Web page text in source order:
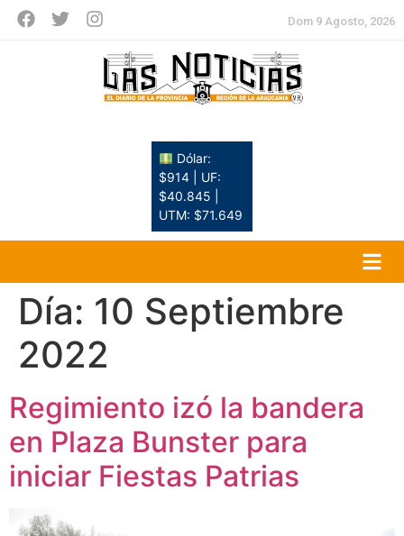
Dom 9 Agosto, 2026
Dólar:
$914 | UF:
$40.845 |
UTM: $71.649
Día: 10 Septiembre
2022
Regimiento izó la bandera
en Plaza Bunster para
iniciar Fiestas Patrias